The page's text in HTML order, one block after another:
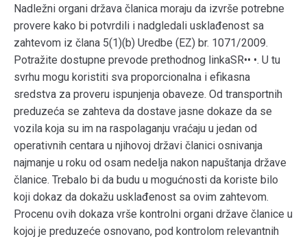
Nadležni organi država članica moraju da izvrše potrebne
provere kako bi potvrdili i nadgledali usklađenost sa
zahtevom iz člana 5(1)(b) Uredbe (EZ) br. 1071/2009.
Potražite dostupne prevode prethodnog linkaSR•• •. U tu
svrhu mogu koristiti sva proporcionalna i efikasna
sredstva za proveru ispunjenja obaveze. Od transportnih
preduzeća se zahteva da dostave jasne dokaze da se
vozila koja su im na raspolaganju vraćaju u jedan od
operativnih centara u njihovoj državi članici osnivanja
najmanje u roku od osam nedelja nakon napuštanja države
članice. Trebalo bi da budu u mogućnosti da koriste bilo
koji dokaz da dokažu usklađenost sa ovim zahtevom.
Procenu ovih dokaza vrše kontrolni organi države članice u
kojoj je preduzeće osnovano, pod kontrolom relevantnih